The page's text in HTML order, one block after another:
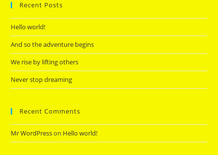
Recent Posts
Hello world!
And so the adventure begins
We rise by lifting others
Never stop dreaming
Recent Comments
Mr WordPresson Hello world!